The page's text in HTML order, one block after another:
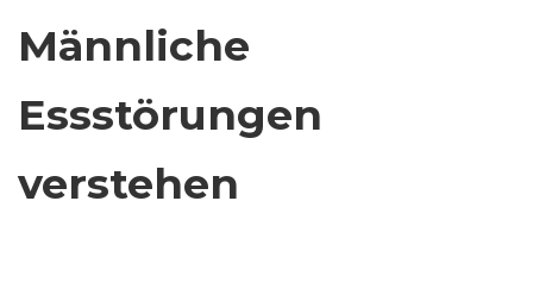
Männliche
Essstörungen
verstehen